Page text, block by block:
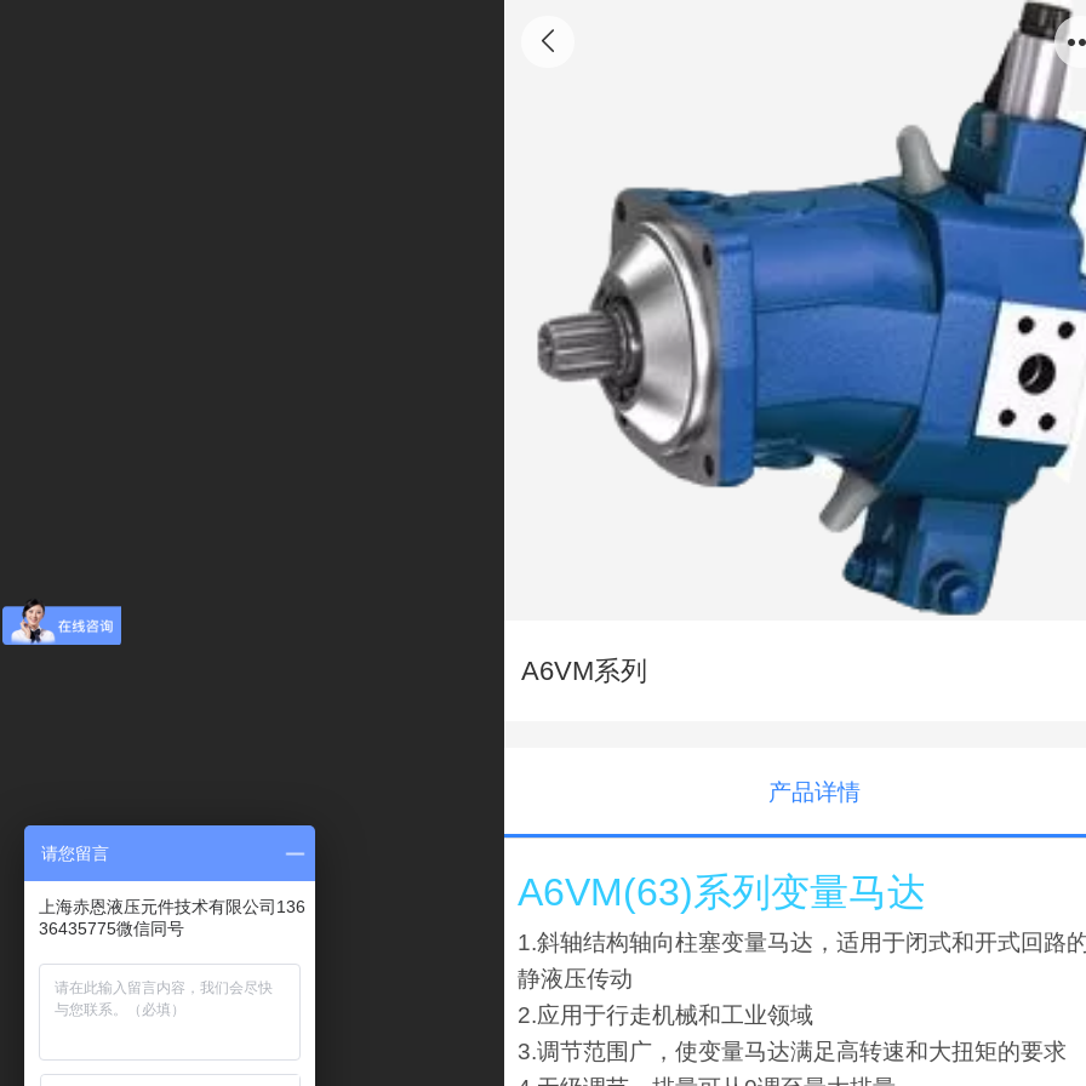
A6VM系列
产品详情
A6VM(63)系列变量马达
1.斜轴结构轴向柱塞变量马达，适用于闭式和开式回路
静液压传动
2.应用于行走机械和工业领域
3.调节范围广，使变量马达满足高转速和大扭矩的要求
请您留言
上海赤恩液压元件技术有限公司136
36435775微信同号